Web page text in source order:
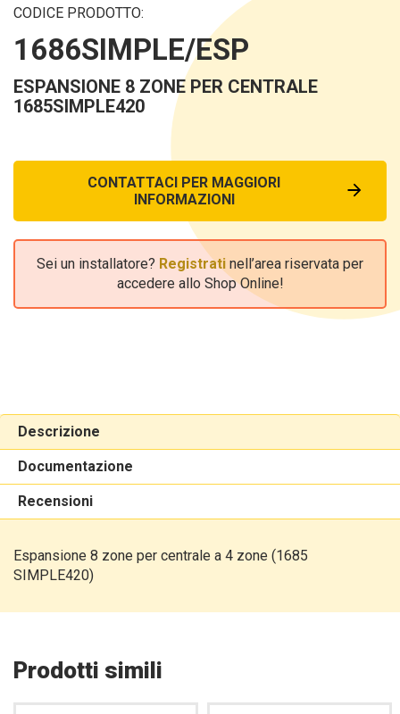
CODICE PRODOTTO:
1686SIMPLE/ESP
ESPANSIONE 8 ZONE PER CENTRALE
1685SIMPLE420
CONTATTACI PER MAGGIORI
INFORMAZIONI
Sei un installatore? Registrati nell’area riservata per
accedere allo Shop Online!
Descrizione
Documentazione
Recensioni
Espansione 8 zone per centrale a 4 zone (1685
SIMPLE420)
Prodotti simili